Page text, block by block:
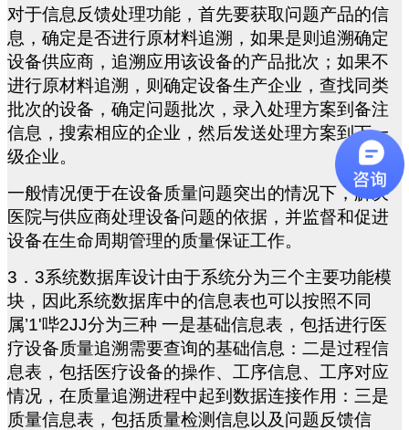
对于信息反馈处理功能，首先要获取问题产品的信
息，确定是否进行原材料追溯，如果是则追溯确定
设备供应商，追溯应用该设备的产品批次；如果不
进行原材料追溯，则确定设备生产企业，查找同类
批次的设备，确定问题批次，录入处理方案到备注
信息，搜索相应的企业，然后发送处理方案到下一
级企业。
一般情况便于在设备质量问题突出的情况下，解决
医院与供应商处理设备问题的依据，并监督和促进
设备在生命周期管理的质量保证工作。
3 ．3系统数据库设计由于系统分为三个主要功能模
块，因此系统数据库中的信息表也可以按照不同
属’1'哔2JJ分为三种 一是基础信息表，包括进行医
疗设备质量追溯需要查询的基础信息：二是过程信
息表，包括医疗设备的操作、工序信息、工序对应
情况，在质量追溯进程中起到数据连接作用：三是
质量信息表，包括质量检测信息以及问题反馈信